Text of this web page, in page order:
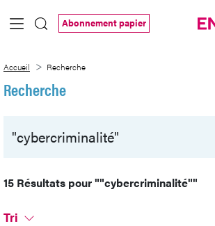
Saut au contenu principal
Abonnement papier
Accueil Recherche
Recherche
15 Résultats pour""cybercriminalité""
Tri